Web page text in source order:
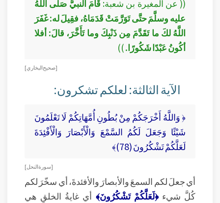
(( عن المغيرة بن شعبة: قَامَ النبيُّ صَلَّى اللهُ
عليه وسلَّمَ حتَّى تَوَرَّمَتْ قَدَمَاهُ، فقِيلَ له: غَفَرَ
اللَّهُ لكَ ما تَقَدَّمَ مِن ذَنْبِكَ وما تَأَخَّرَ، قالَ: أفلا
أكُونُ عَبْدًا شَكُورًا.))
[ صحيح البخاري ]
الآية الثالثة: لعلكم تشكرون:
﴿ وَاللَّهُ أَخْرَجَكُمْ مِنْ بُطُونِ أُمَّهَاتِكُمْ لَا تَعْلَمُونَ
شَيْئًا وَجَعَلَ لَكُمُ السَّمْعَ وَالْأَبْصَارَ وَالْأَفْئِدَةَ
لَعَلَّكُمْ تَشْكُرُونَ (78)﴾
[ سورة النحل ]
أي جعلَ لكم السمعَ والأبصارَ والأفئدةَ، أي سخّرَ لكم
كُلَّ شيء﴿لَعَلَّكُمْ تَشْكُرُونَ﴾ أي غايةُ الخلقِ هي